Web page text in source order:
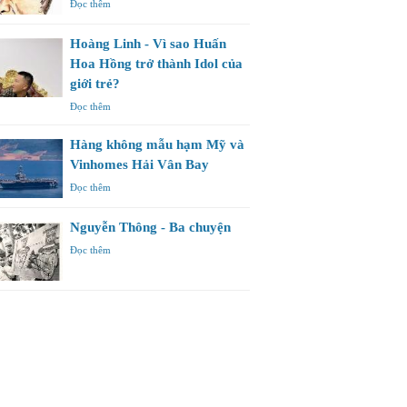
Đọc thêm
Hoàng Linh - Vì sao Huấn
Hoa Hồng trở thành Idol của
giới trẻ?
Đọc thêm
Hàng không mẫu hạm Mỹ và
Vinhomes Hải Vân Bay
Đọc thêm
Nguyễn Thông - Ba chuyện
Đọc thêm